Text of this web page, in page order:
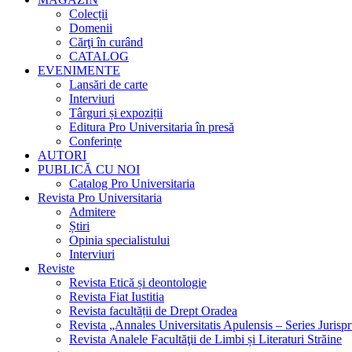
Colecții
Domenii
Cărţi în curând
CATALOG
EVENIMENTE
Lansări de carte
Interviuri
Târguri și expoziții
Editura Pro Universitaria în presă
Conferințe
AUTORI
PUBLICĂ CU NOI
Catalog Pro Universitaria
Revista Pro Universitaria
Admitere
Știri
Opinia specialistului
Interviuri
Reviste
Revista Etică și deontologie
Revista Fiat Iustitia
Revista facultății de Drept Oradea
Revista „Annales Universitatis Apulensis – Series
Revista Analele Facultăţii de Limbi și Literaturi Străine